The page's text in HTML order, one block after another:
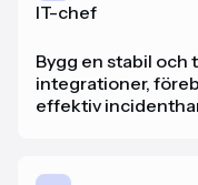
IT-chef
Bygg en stabil och
integrationer,
effektiv